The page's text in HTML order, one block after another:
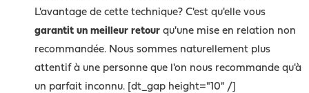
L'avantage de cette technique? C'est qu'elle vous
garantit un meilleur retour qu'une mise en relation non
recommandée. Nous sommes naturellement plus
attentif à une personne que l'on nous recommande qu'à
un parfait inconnu. [dt_gap height="10" /]